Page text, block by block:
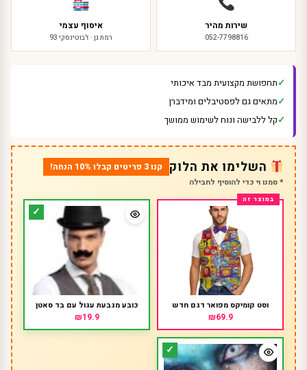
שירות מהיר
052-7798816
איסוף עצמי
רמת גן · ז'בוטינסקי 93
תחפושת מקצועית מבד איכותי
מתאים גם לפסטיבלים ומידברן
קל ללבישה ונוח לשימוש ממושך
השלימו את הלוק קנו 3 פריטים קבלו 10% הנחה!
* סמנו וי כדי להוסיף לחבילה
וסט קומיקס מפואר דגם חדש
₪69.9
כובע מגבעת עגול עם בד סאטן
₪19.9